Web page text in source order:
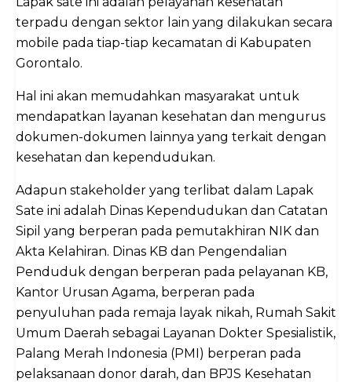
terpadu dengan sektor lain yang dilakukan secara
mobile pada tiap-tiap kecamatan di Kabupaten
Gorontalo.
Hal ini akan memudahkan masyarakat untuk
mendapatkan layanan kesehatan dan mengurus
dokumen-dokumen lainnya yang terkait dengan
kesehatan dan kependudukan.
Adapun stakeholder yang terlibat dalam Lapak
Sate ini adalah Dinas Kependudukan dan Catatan
Sipil yang berperan pada pemutakhiran NIK dan
Akta Kelahiran. Dinas KB dan Pengendalian
Penduduk dengan berperan pada pelayanan KB,
Kantor Urusan Agama, berperan pada
penyuluhan pada remaja layak nikah, Rumah Sakit
Umum Daerah sebagai Layanan Dokter Spesialistik,
Palang Merah Indonesia (PMI) berperan pada
pelaksanaan donor darah, dan BPJS Kesehatan